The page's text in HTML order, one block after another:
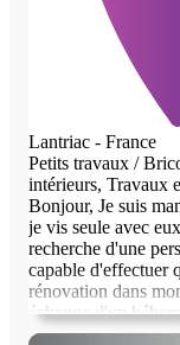
Lantriac - France
Petits travaux /
intérieurs, Travaux
Bonjour, Je suis
je vis seule avec
recherche d'une
capable d'effectuer
rénovation dans
échange d'un
chambre d'environ